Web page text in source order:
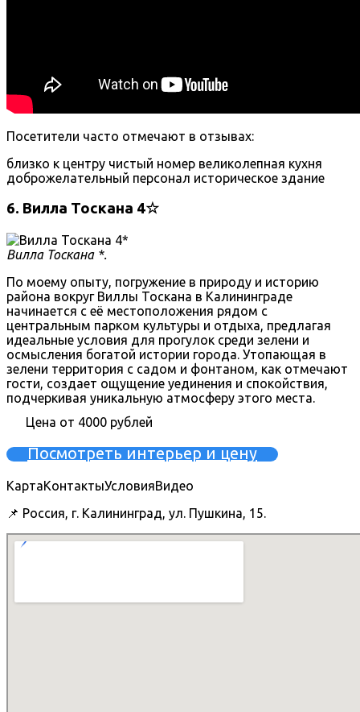
Посетители часто отмечают в отзывах:
близко к центру чистый номер великолепная кухня
доброжелательный персонал историческое здание
6. Вилла Тоскана 4☆
Вилла Тоскана *.
По моему опыту, погружение в природу и историю
района вокруг Виллы Тоскана в Калининграде
начинается с её местоположения рядом с
центральным парком культуры и отдыха, предлагая
идеальные условия для прогулок среди зелени и
осмысления богатой истории города. Утопающая в
зелени территория с садом и фонтаном, как отмечают
гости, создает ощущение уединения и спокойствия,
подчеркивая уникальную атмосферу этого места.
Цена от 4000 рублей
Посмотреть интерьер и цену
КартаКонтактыУсловияВидео
📌 Россия, г. Калининград, ул. Пушкина, 15.